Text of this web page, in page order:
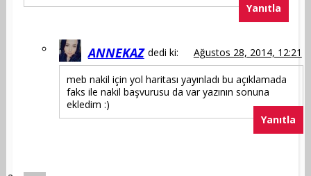
Yanıtla
ANNEKAZ dedi ki: Ağustos 28, 2014, 12:21
meb nakil için yol haritası yayınladı bu açıklamada
faks ile nakil başvurusu da var yazının sonuna
ekledim :)
Yanıtla